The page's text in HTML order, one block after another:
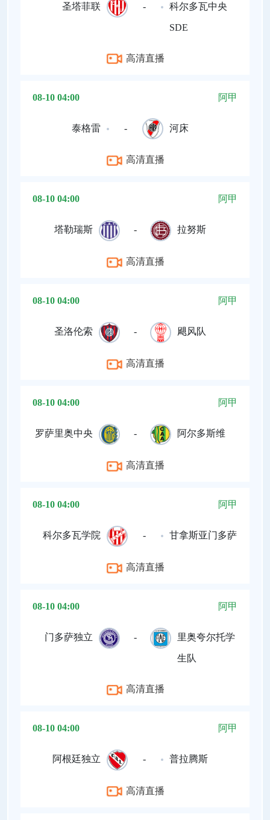
圣塔菲联 - 科尔多瓦中央
SDE
高清直播
08-10 04:00 阿甲
泰格雷 - 河床
高清直播
08-10 04:00 阿甲
塔勒瑞斯 - 拉努斯
高清直播
08-10 04:00 阿甲
圣洛伦索 - 飓风队
高清直播
08-10 04:00 阿甲
罗萨里奥中央 - 阿尔多斯维
高清直播
08-10 04:00 阿甲
科尔多瓦学院 - 甘拿斯亚门多萨
高清直播
08-10 04:00 阿甲
门多萨独立 - 里奥夸尔托学
生队
高清直播
08-10 04:00 阿甲
阿根廷独立 - 普拉腾斯
高清直播